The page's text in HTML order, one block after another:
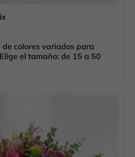
colores variados para
el tamaño: de 15 a 50